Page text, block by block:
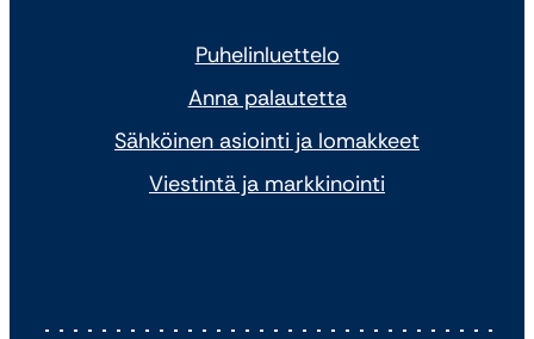
Puhelinluettelo
Anna palautetta
Sähköinen asiointi ja lomakkeet
Viestintä ja markkinointi